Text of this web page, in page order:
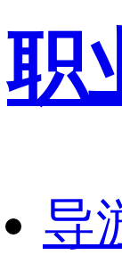
职
导